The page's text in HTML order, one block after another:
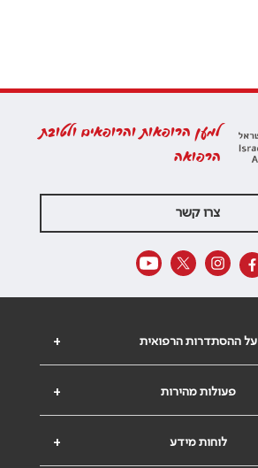
למען הרופאות והרופאים ולטובת
הרפואה
צרו קשר
+ על ההסתדרות הרפואית
+ פעולות מהירות
+ לוחות מידע